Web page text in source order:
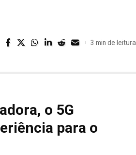
3 min de leitura
o 5G
para o